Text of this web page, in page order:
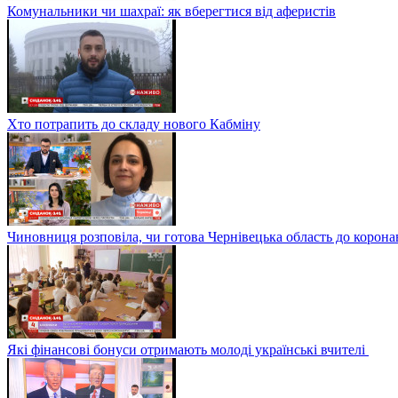
Комунальники чи шахраї: як вберегтися від аферистів
Хто потрапить до складу нового Кабміну
Чиновниця розповіла, чи готова Чернівецька область до
Які фінансові бонуси отримають молоді українські вчителі